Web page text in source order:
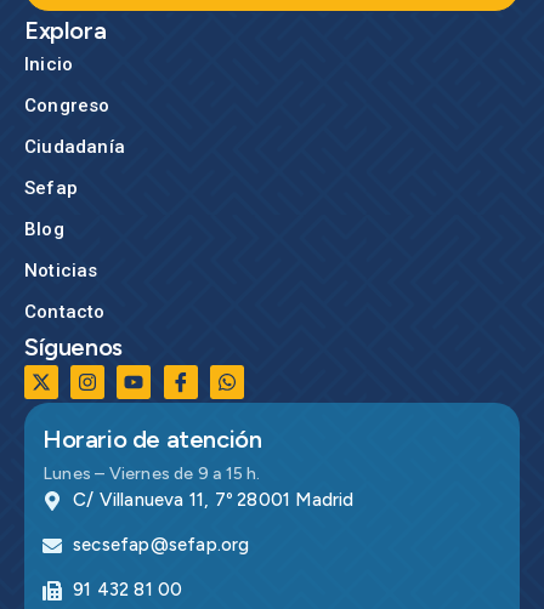
Explora
Inicio
Congreso
Ciudadanía
Sefap
Blog
Noticias
Contacto
Síguenos
Horario de atención
Lunes – Viernes de 9 a 15 h.
C/ Villanueva 11, 7º 28001 Madrid
secsefap@sefap.org
91 432 81 00